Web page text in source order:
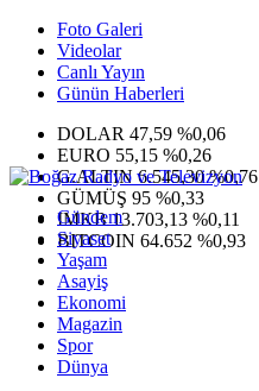
Foto Galeri
Videolar
Canlı Yayın
Günün Haberleri
DOLAR 47,59 %0,06
EURO 55,15 %0,26
G.ALTIN6.545,30 %0,76
GÜMÜŞ 95 %0,33
IMKB13.703,13 %0,11
BITCOIN 64.652 %0,93
Gündem
Siyaset
Yaşam
Asayiş
Ekonomi
Magazin
Spor
Dünya